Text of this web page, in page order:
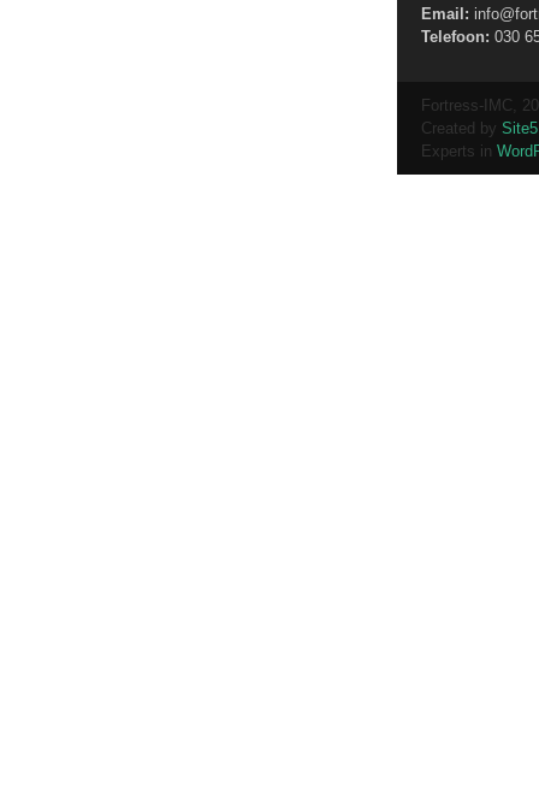
Email:
Telefoon: 030
Fortress-IMC,
Created by
Experts in